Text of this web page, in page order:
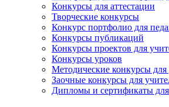
Конкурсы для аттестации
Творческие конкурсы
Конкурс портфолио для
Конкурсы публикаций
Конкурсы проектов для
Конкурсы уроков
Методические конкурсы для
Заочные конкурсы для
Дипломы и сертификаты для